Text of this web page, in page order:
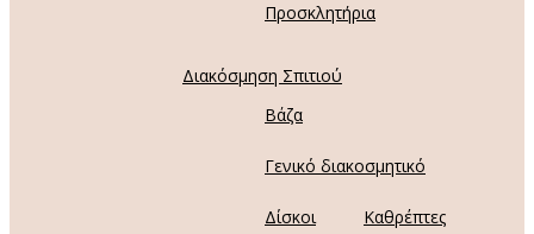
Προσκλητήρια
Διακόσμηση Σπιτιού
Βάζα
Γενικό διακοσμητικό
Δίσκοι Καθρέπτες